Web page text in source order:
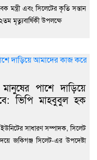
মন্ত্রী এবং সিলেটের কৃতি সন্তান
মৃত্যুবার্ষিকী উপলক্ষে
পাশে দাড়িয়ে
ভিপি মাহবুবুল হক
সাধারণ সম্পাদক, সিলেট
জকিগঞ্জ সিলেট-এর উপদেষ্টা